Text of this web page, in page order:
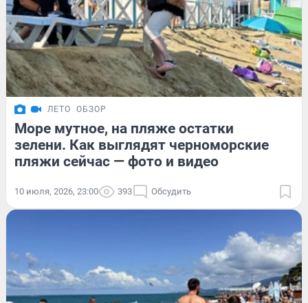
ЛЕТО ОБЗОР
Море мутное, на пляже остатки
зелени. Как выглядят черноморские
пляжи сейчас — фото и видео
10 июля, 2026, 23:00 393 Обсудить